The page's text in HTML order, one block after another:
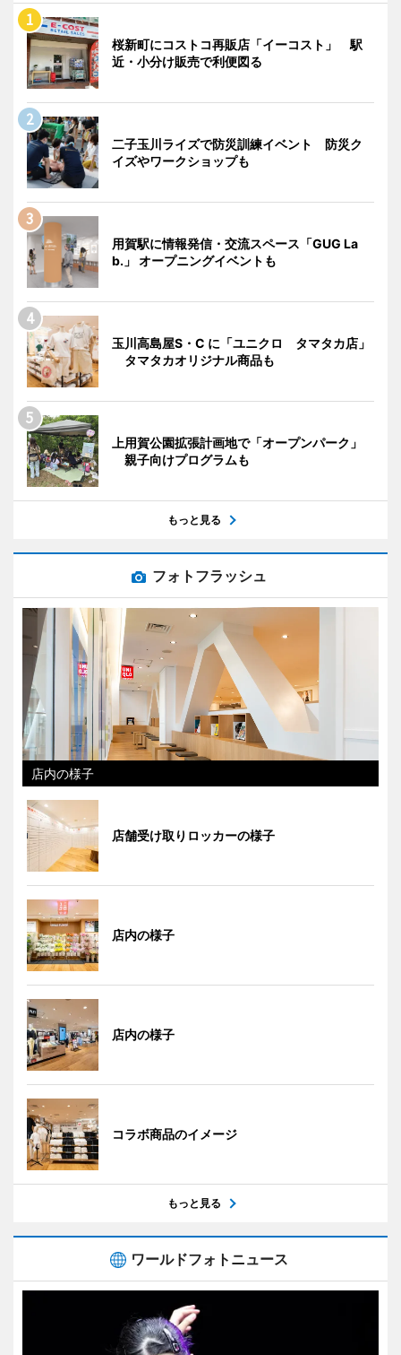
桜新町にコストコ再販店「イーコスト」 駅
近・小分け販売で利便図る
二子玉川ライズで防災訓練イベント 防災ク
イズやワークショップも
用賀駅に情報発信・交流スペース「GUG La
b.」 オープニングイベントも
玉川高島屋S・C に「ユニクロ タマタカ店」
タマタカオリジナル商品も
上用賀公園拡張計画地で「オープンパーク」
親子向けプログラムも
もっと見る
フォトフラッシュ
店内の様子
店舗受け取りロッカーの様子
店内の様子
店内の様子
コラボ商品のイメージ
もっと見る
ワールドフォトニュース